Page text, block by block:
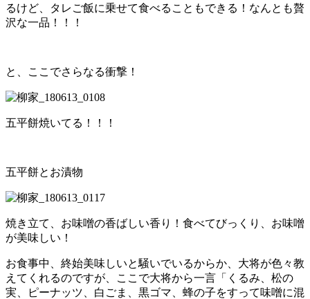
るけど、タレご飯に乗せて食べることもできる！なんとも贅
沢な一品！！！
と、ここでさらなる衝撃！
五平餅焼いてる！！！
五平餅とお漬物
焼き立て、お味噌の香ばしい香り！食べてびっくり、お味噌
が美味しい！
お食事中、終始美味しいと騒いでいるからか、大将が色々教
えてくれるのですが、ここで大将から一言「くるみ、松の
実、ピーナッツ、白ごま、黒ゴマ、蜂の子をすって味噌に混